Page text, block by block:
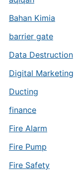
Bahan Kimia
barrier gate
Data Destruction
Digital Marketing
Ducting
finance
Fire Alarm
Fire Pump
Fire Safety